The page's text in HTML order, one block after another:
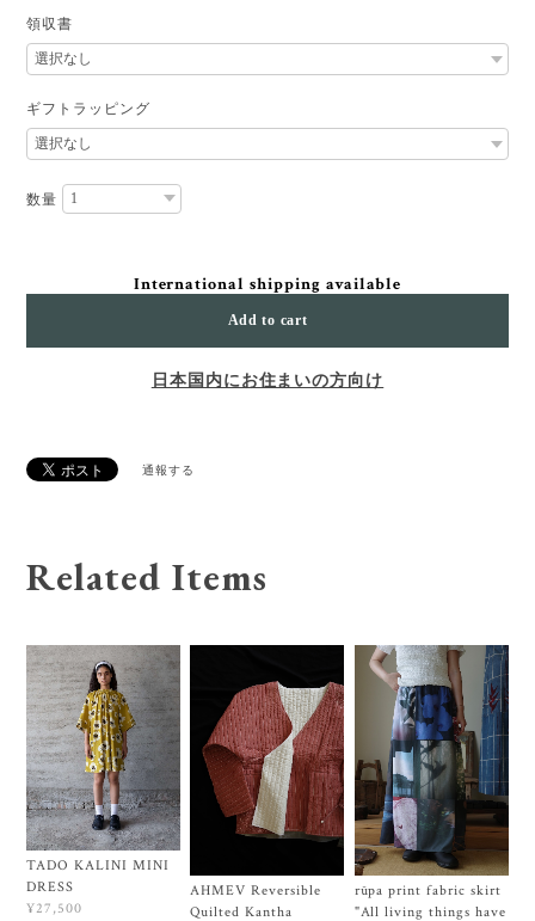
領収書
ギフトラッピング
数量
International shipping available
Add to cart
日本国内にお住まいの方向け
通報する
Related Items
TADO KALINI MINI
DRESS
¥27,500
AHMEV Reversible
Quilted Kantha
rūpa print fabric skirt
"All living things have